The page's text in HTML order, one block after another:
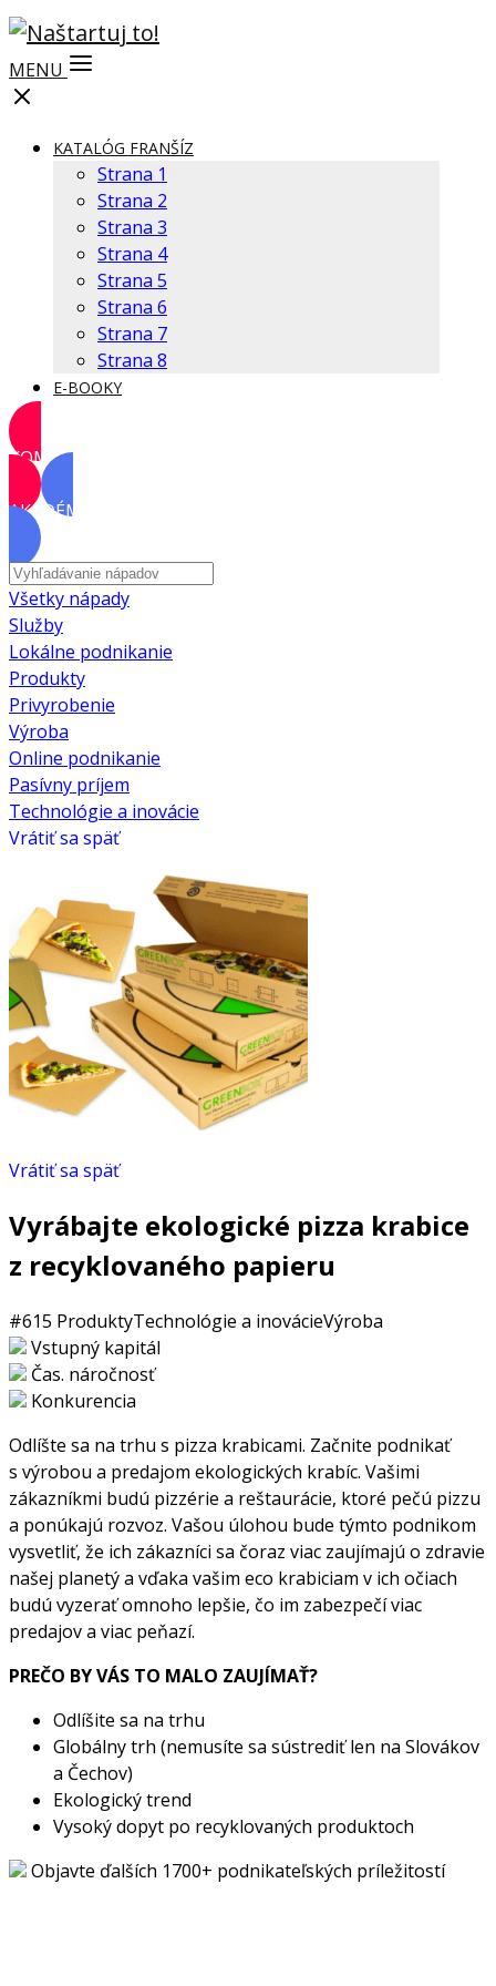
MENU
KATALÓG FRANŠÍZ
Strana 1
Strana 2
Strana 3
Strana 4
Strana 5
Strana 6
Strana 7
Strana 8
E-BOOKY
KOMUNITA
AKADÉMIA
Všetky nápady
Služby
Lokálne podnikanie
Produkty
Privyrobenie
Výroba
Online podnikanie
Pasívny príjem
Technológie a inovácie
Vrátiť sa späť
Vrátiť sa späť
Vyrábajte ekologické pizza krabice
z recyklovaného papieru
#615 ProduktyTechnológie a inovácieVýroba
Vstupný kapitál
Čas. náročnosť
Konkurencia
Odlíšte sa na trhu s pizza krabicami. Začnite podnikať
s výrobou a predajom ekologických krabíc. Vašimi
zákazníkmi budú pizzérie a reštaurácie, ktoré pečú pizzu
a ponúkajú rozvoz. Vašou úlohou bude týmto podnikom
vysvetliť, že ich zákazníci sa čoraz viac zaujímajú o zdravie
našej planetý a vďaka vašim eco krabiciam v ich očiach
budú vyzerať omnoho lepšie, čo im zabezpečí viac
predajov a viac peňazí.
PREČO BY VÁS TO MALO ZAUJÍMAŤ?
Odlíšite sa na trhu
Globálny trh (nemusíte sa sústrediť len na Slovákov
a Čechov)
Ekologický trend
Vysoký dopyt po recyklovaných produktoch
Objavte ďalších 1700+ podnikateľských príležitostí